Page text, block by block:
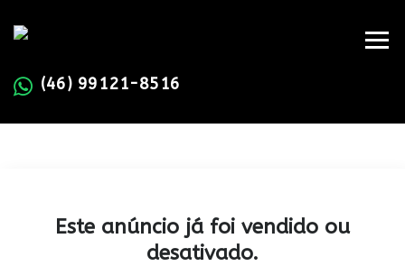
(46) 99121-8516
Este anúncio já foi vendido ou
desativado.